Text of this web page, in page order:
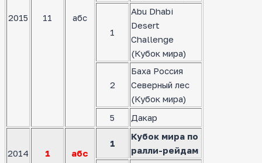
2015 11 абс
1
Abu Dhabi
Desert
Challenge
(Кубок мира)
2
Баха Россия
Северный лес
(Кубок мира)
5
Дакар
2014 1 абс
1
Кубок мира по
ралли-рейдам